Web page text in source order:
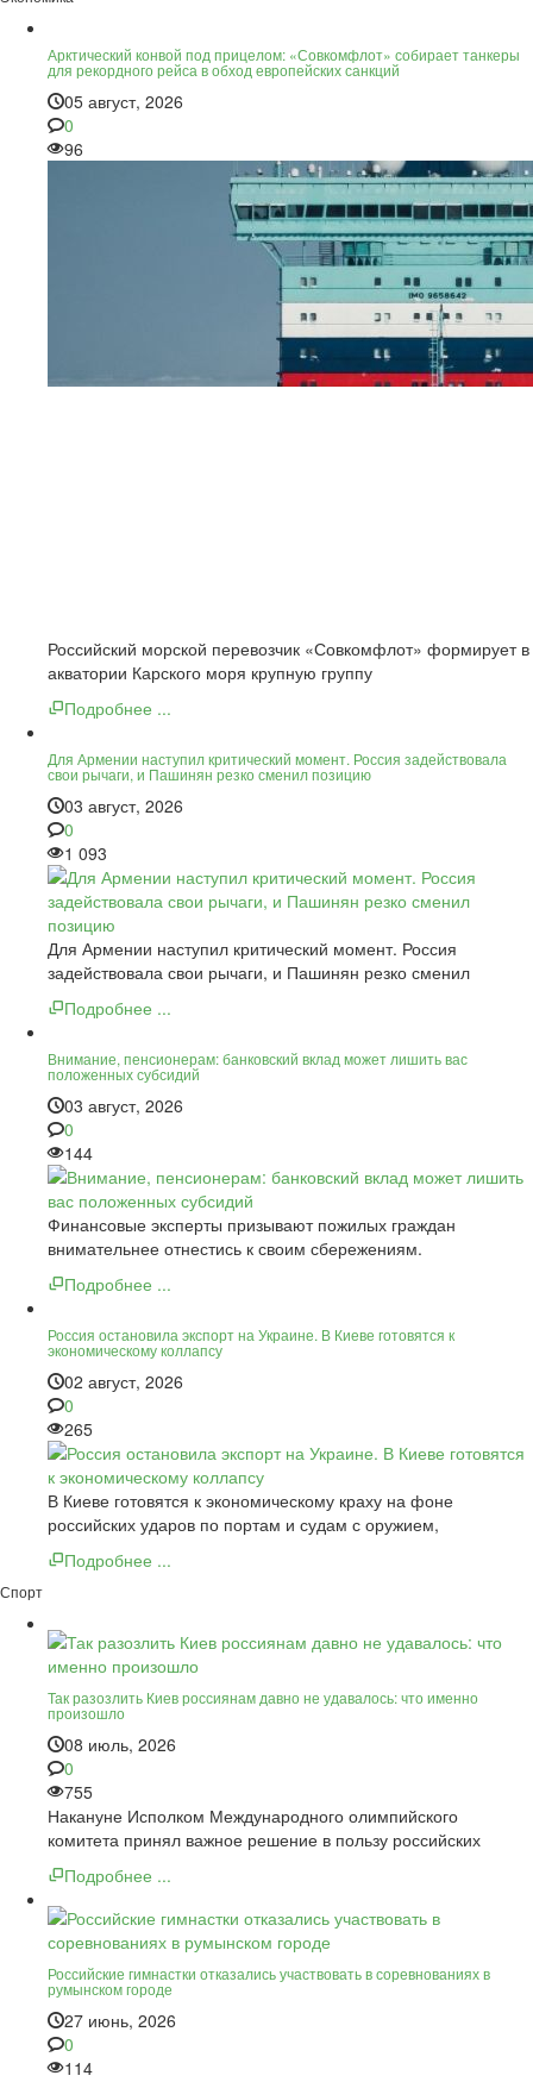
Арктический конвой под прицелом: «Совкомфлот» собирает танкеры
для рекордного рейса в обход европейских санкций
05 август, 2026
0
96
Российский морской перевозчик «Совкомфлот» формирует в
акватории Карского моря крупную группу
Подробнее ...
Для Армении наступил критический момент. Россия задействовала
свои рычаги, и Пашинян резко сменил позицию
03 август, 2026
0
1 093
Для Армении наступил критический момент. Россия
задействовала свои рычаги, и Пашинян резко сменил
Подробнее ...
Внимание, пенсионерам: банковский вклад может лишить вас
положенных субсидий
03 август, 2026
0
144
Финансовые эксперты призывают пожилых граждан
внимательнее отнестись к своим сбережениям.
Подробнее ...
Россия остановила экспорт на Украине. В Киеве готовятся к
экономическому коллапсу
02 август, 2026
0
265
В Киеве готовятся к экономическому краху на фоне
российских ударов по портам и судам с оружием,
Подробнее ...
Спорт
Так разозлить Киев россиянам давно не удавалось: что именно
произошло
08 июль, 2026
0
755
Накануне Исполком Международного олимпийского
комитета принял важное решение в пользу российских
Подробнее ...
Российские гимнастки отказались участвовать в соревнованиях в
румынском городе
27 июнь, 2026
0
114